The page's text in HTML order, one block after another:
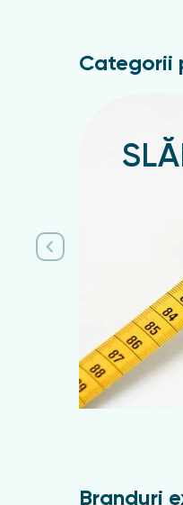
Categorii
Branduri